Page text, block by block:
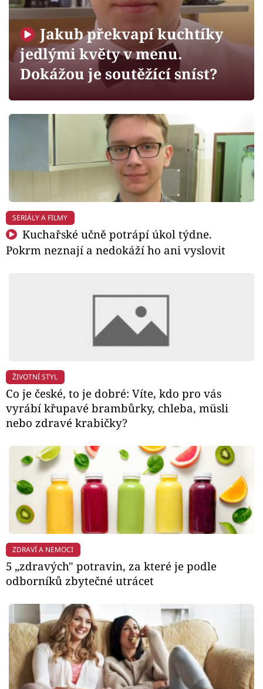
Sledujte prima+
Filmový festival Karlovy Vary
Mámy sobě
Sledujte nás
Jakub překvapí kuchtíky
jedlými květy v menu.
Dokážou je soutěžící sníst?
SERIÁLY A FILMY
Kuchařské učně potrápí úkol týdne.
Pokrm neznají a nedokáží ho ani vyslovit
ŽIVOTNÍ STYL
Co je české, to je dobré: Víte, kdo pro vás
vyrábí křupavé brambůrky, chleba, müsli
nebo zdravé krabičky?
ZDRAVÍ A NEMOCI
5 „zdravých" potravin, za které je podle
odborníků zbytečné utrácet